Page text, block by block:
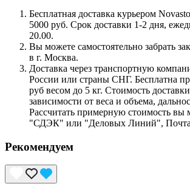
Бесплатная доставка курьером
5000 руб. Срок доставки 1-2 дня,
20.00.
Вы можете самостоятельно забрать
в г. Москва.
Доставка через транспортную
России или страны СНГ. Бесплатна
руб весом до 5 кг. Стоимость
зависимости от веса и объема,
Рассчитать примерную стоимость вы
"СДЭК" или "Деловых Линий", Почта
Рекомендуем